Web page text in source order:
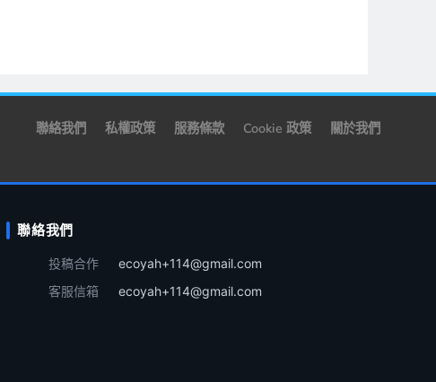
聯絡我們 私權政策 服務條款 Cookie 政策 關於我們
聯絡我們
投稿合作
ecoyah+114@gmail.com
客服信箱
ecoyah+114@gmail.com